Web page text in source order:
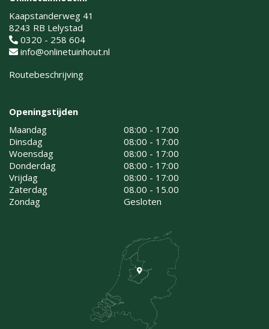
Kaapstanderweg 41
8243 RB Lelystad
0320 - 258 604
info@onlinetuinhout.nl
Routebeschrijving
Openingstijden
Maandag
08:00 - 17:00
Dinsdag
08:00 - 17:00
Woensdag
08:00 - 17:00
Donderdag
08:00 - 17:00
Vrijdag
08:00 - 17:00
Zaterdag
08.00 - 15.00
Zondag
Gesloten